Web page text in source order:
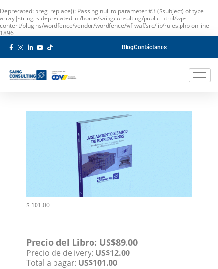
Deprecated: preg_replace(): Passing null to parameter #3 ($subject) of type
array|string is deprecated in/home/saingconsulting/public_html/wp-
content/plugins/wordfence/vendor/wordfence/wf-waf/src/lib/rules.phpon line
1896
BlogContáctanos
$ 101.00
Precio del Libro: US$89.00
Precio de delivery: US$12.00
Total a pagar: US$101.00